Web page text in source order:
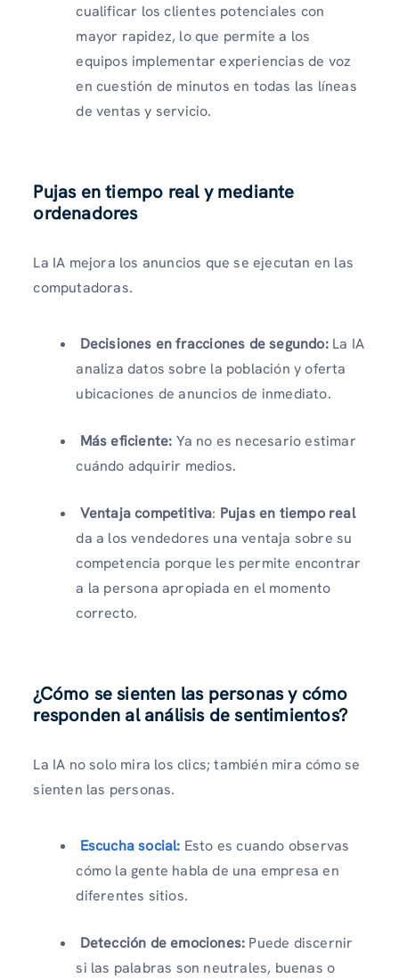
cualificar los clientes potenciales con
mayor rapidez, lo que permite a los
equipos implementar experiencias de voz
en cuestión de minutos en todas las líneas
de ventas y servicio.
Pujas en tiempo real y mediante
ordenadores
La IA mejora los anuncios que se ejecutan en las
computadoras.
Decisiones en fracciones de segundo:La IA
analiza datos sobre la población y oferta
ubicaciones de anuncios de inmediato.
Más eficiente: Ya no es necesario estimar
cuándo adquirir medios.
Ventaja competitiva: Pujas en tiempo real
da a los vendedores una ventaja sobre su
competencia porque les permite encontrar
a la persona apropiada en el momento
correcto.
¿Cómo se sienten las personas y cómo
responden al análisis de sentimientos?
La IA no solo mira los clics; también mira cómo se
sienten las personas.
Escucha social: Esto es cuando observas
cómo la gente habla de una empresa en
diferentes sitios.
Detección de emociones: Puede discernir
si las palabras son neutrales, buenas o